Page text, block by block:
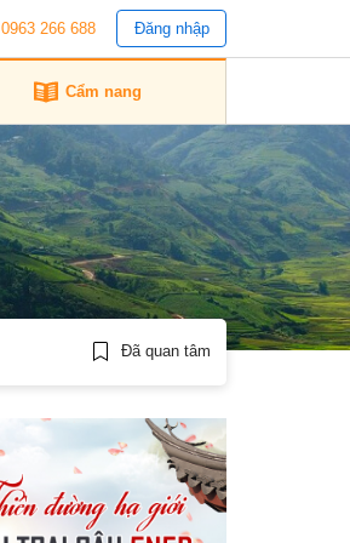
0963 266 688 Đăng nhập
Cẩm nang
Đã quan tâm